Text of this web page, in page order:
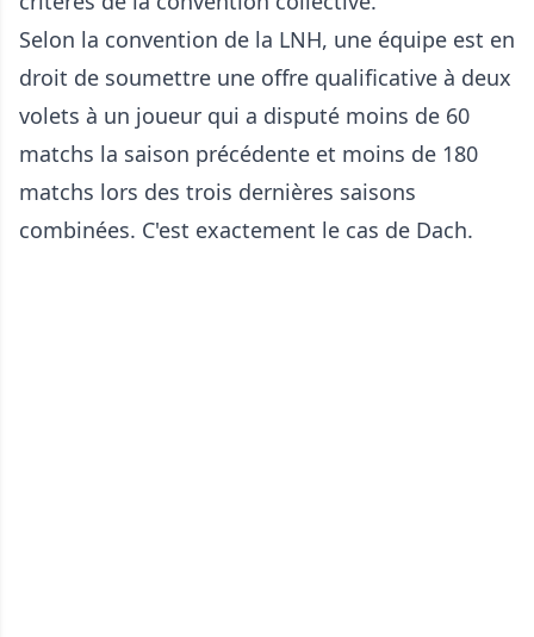
Selon la convention de la LNH, une équipe est en
droit de soumettre une offre qualificative à deux
volets à un joueur qui a disputé moins de 60
matchs la saison précédente et moins de 180
matchs lors des trois dernières saisons
combinées. C'est exactement le cas de Dach.